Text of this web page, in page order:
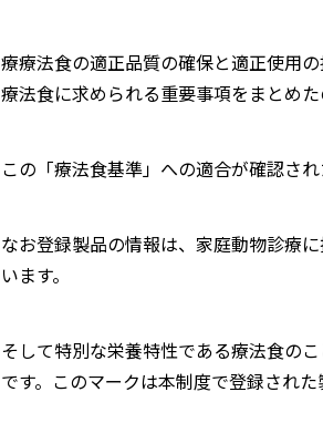
療療法食の適正品質の確保と適正使用
療法食に求められる重要事項をまとめ
この「療法食基準」への適合が確認さ
なお登録製品の情報は、家庭動物診療
います。
そして特別な栄養特性である療法食の
です。このマークは本制度で登録され